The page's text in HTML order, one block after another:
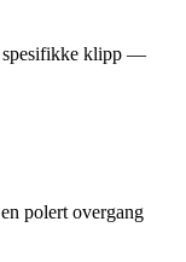
spesifikke klipp —
polert overgang